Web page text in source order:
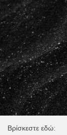
Βρίσκεστε εδώ: